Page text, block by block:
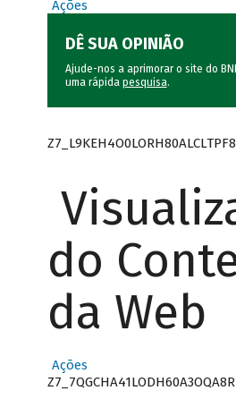
Ações
DÊ SUA OPINIÃO
Ajude-nos a aprimorar o site do
uma rápida pesquisa.
do
da Web
Ações